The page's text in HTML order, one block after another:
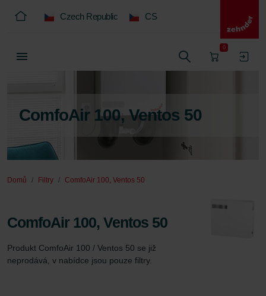
Czech Republic CS
0
ComfoAir 100, Ventos 50
Domů Filtry ComfoAir 100, Ventos 50
ComfoAir 100, Ventos 50
Produkt ComfoAir 100 / Ventos 50 se již
neprodává, v nabídce jsou pouze filtry.